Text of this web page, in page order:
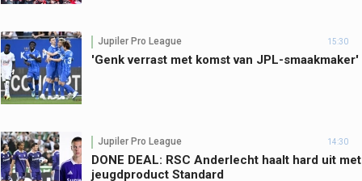
Jupiler Pro League 15:30
'Genk verrast met komst van JPL-smaakmaker'
Jupiler Pro League 14:30
DONE DEAL: RSC Anderlecht haalt hard uit met
jeugdproduct Standard